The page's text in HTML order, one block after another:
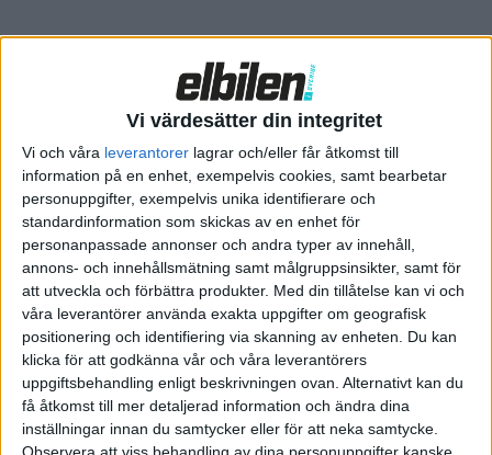
Vi värdesätter din integritet
Vi och våra leverantorer lagrar och/eller får åtkomst till
information på en enhet, exempelvis cookies, samt bearbetar
personuppgifter, exempelvis unika identifierare och
standardinformation som skickas av en enhet för
personanpassade annonser och andra typer av innehåll,
annons- och innehållsmätning samt målgruppsinsikter, samt för
att utveckla och förbättra produkter. Med din tillåtelse kan vi och
våra leverantörer använda exakta uppgifter om geografisk
positionering och identifiering via skanning av enheten. Du kan
klicka för att godkänna vår och våra leverantörers
uppgiftsbehandling enligt beskrivningen ovan. Alternativt kan du
få åtkomst till mer detaljerad information och ändra dina
inställningar innan du samtycker eller för att neka samtycke.
Observera att viss behandling av dina personuppgifter kanske
AMG:s första egenutvecklade elbil AMG GT lanseras nästa år
och kommer använda motorer från Yasa.
Det innebär en ökning på 60 procent per år sedan 2010. Håller
den takten i sig kommer företaget 2040 kunna bygga 20
miljoner axialflödesmotorer per år, skriver Yasas
utvecklingschef Tim Woolmer i en post på nätverket Linkedin.